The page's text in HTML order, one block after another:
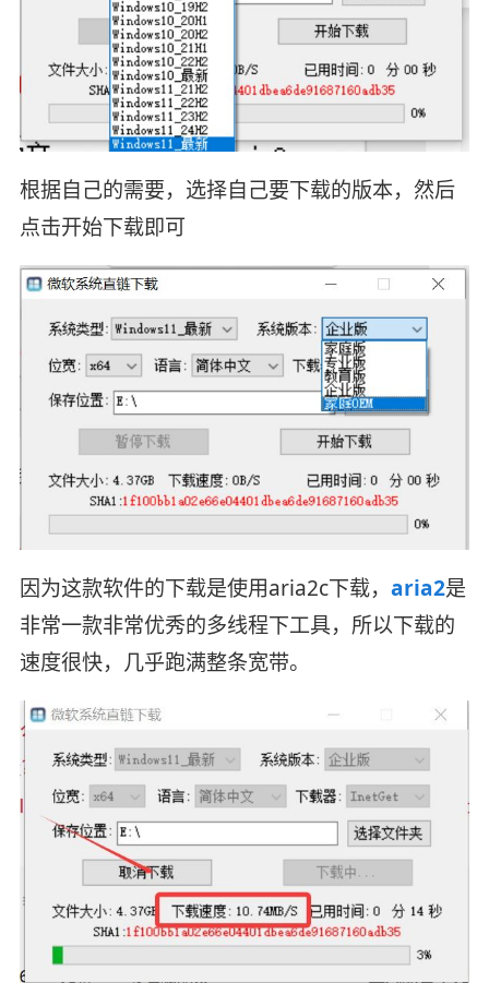
根据自己的需要，选择自己要下载的版本，然后
点击开始下载即可
因为这款软件的下载是使用aria2c下载， aria2是
非常一款非常优秀的多线程下工具，所以下载的
速度很快，几乎跑满整条宽带。